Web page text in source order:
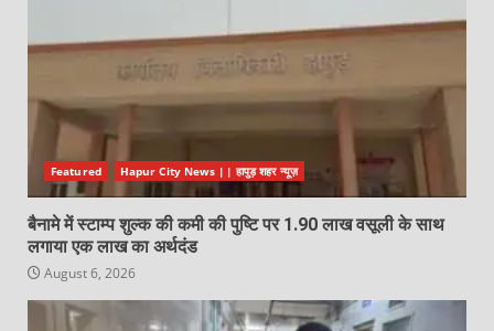
Featured Hapur City News || हापुड़ शहर न्यूज़
बैनामे में स्टाम्प शुल्क की कमी की पुष्टि पर 1.90 लाख वसूली के साथ
लगाया एक लाख का अर्थदंड
August 6, 2026